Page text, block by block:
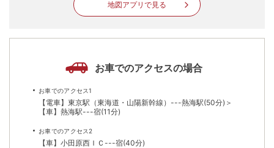
地図アプリで見る
お車でのアクセスの場合
お車でのアクセス1
【電車】東京駅（東海道・山陽新幹線）---熱海駅(50分)＞
【車】熱海駅---宿(11分)
お車でのアクセス2
【車】小田原西ＩＣ---宿(40分)